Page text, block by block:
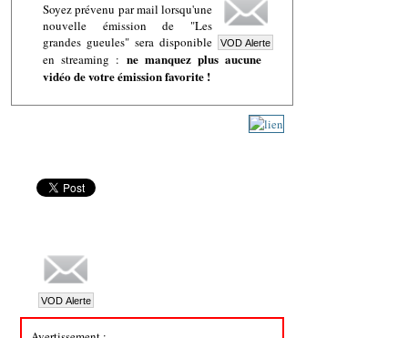
Soyez prévenu par mail lorsqu'une
nouvelle émission de "Les
grandes gueules" sera disponible
en streaming : ne manquez plus aucune
vidéo de votre émission favorite !